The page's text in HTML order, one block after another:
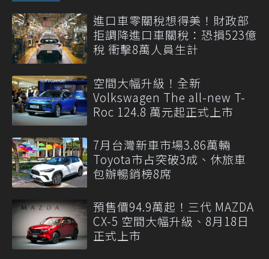
進口車零關稅想得美！財政部
拒調降進口車關稅：恐損523億
稅 衝擊8萬人員生計
空間大幅升級！全新
Volkswagen The all-new T-
Roc 124.8 萬元起正式上市
7月台灣新車市場3.86萬輛
Toyota市占突破3成、休旅車
包辦暢銷榜8席
預售價94.9萬起！三代 MAZDA
CX-5 空間大幅升級、8月18日
正式上市